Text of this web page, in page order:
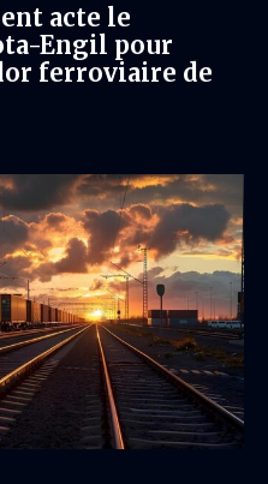
acte le
Engil pour
ferroviaire de